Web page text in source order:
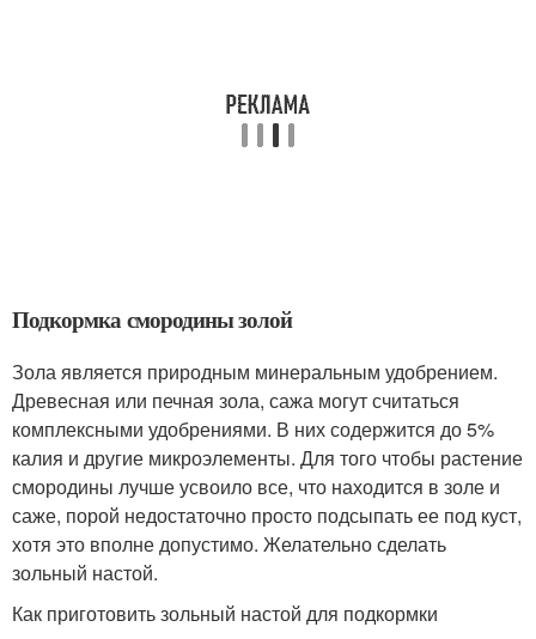
Подкормка смородины золой
Зола является природным минеральным удобрением.
Древесная или печная зола, сажа могут считаться
комплексными удобрениями. В них содержится до 5%
калия и другие микроэлементы. Для того чтобы растение
смородины лучше усвоило все, что находится в золе и
саже, порой недостаточно просто подсыпать ее под куст,
хотя это вполне допустимо. Желательно сделать
зольный настой.
Как приготовить зольный настой для подкормки